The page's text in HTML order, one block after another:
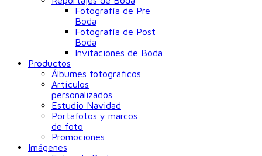
Fotografía de Pre
Boda
Fotografía de Post
Boda
Invitaciones de Boda
Productos
Álbumes fotográficos
Artículos
personalizados
Estudio Navidad
Portafotos y marcos
de foto
Promociones
Imágenes